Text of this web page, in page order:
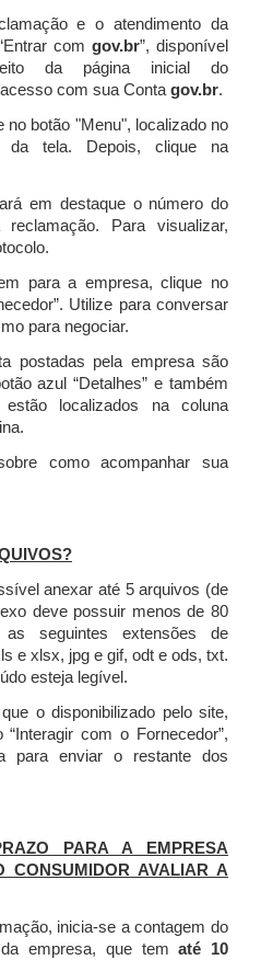
e o atendimento da
com gov.br”, disponível
da página inicial do
com sua Contagov.br.
botão "Menu", localizado no
da tela. Depois, clique na
em destaque o número do
reclamação. Para visualizar,
para a empresa, clique no
Utilize para conversar
para negociar.
postadas pela empresa são
azul “Detalhes” e também
localizados na coluna
como acompanhar sua
anexar até 5 arquivos (de
deve possuir menos de 80
seguintes extensões de
e xlsx, jpg e gif, odt e ods, txt.
esteja legível.
o disponibilizado pelo site,
com o Fornecedor”,
para enviar o restante dos
PARA A EMPRESA
CONSUMIDOR AVALIAR A
inicia-se a contagem do
da empresa, que tematé 10